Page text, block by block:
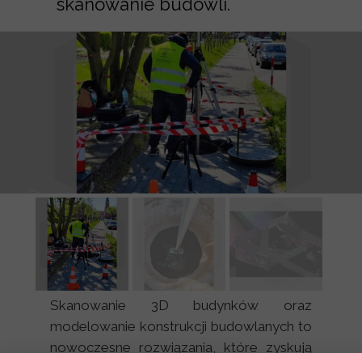
Skanowanie 3D budynków oraz
modelowanie konstrukcji budowlanych to
nowoczesne rozwiązania, które zyskują